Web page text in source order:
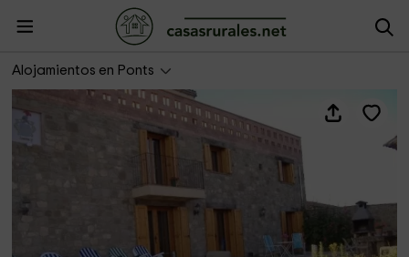
Alojamientos en Ponts